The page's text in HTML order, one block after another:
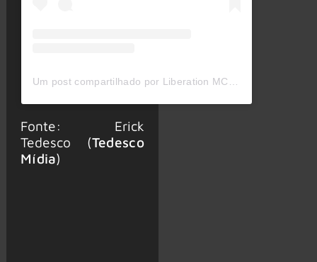
Fonte: Erick
Tedesco (Tedesco
Mídia)